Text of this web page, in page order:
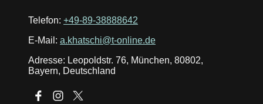
Telefon: +49-89-38888642
E-Mail: a.khatschi@t-online.de
Adresse: Leopoldstr. 76, München, 80802,
Bayern, Deutschland